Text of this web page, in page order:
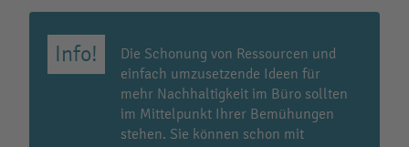
Die Schonung von Ressourcen und
einfach umzusetzende Ideen für
mehr Nachhaltigkeit im Büro sollten
im Mittelpunkt Ihrer Bemühungen
stehen. Sie können schon mit